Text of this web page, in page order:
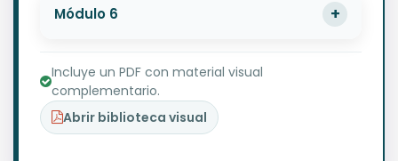
Módulo 6
Incluye un PDF con material visual
complementario.
Abrir biblioteca visual